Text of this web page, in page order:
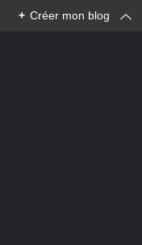
+ Créer mon blog